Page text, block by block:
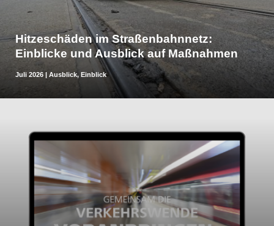
Hitzeschäden im Straßenbahnnetz:
Einblicke und Ausblick auf Maßnahmen
Juli 2026 | Ausblick, Einblick